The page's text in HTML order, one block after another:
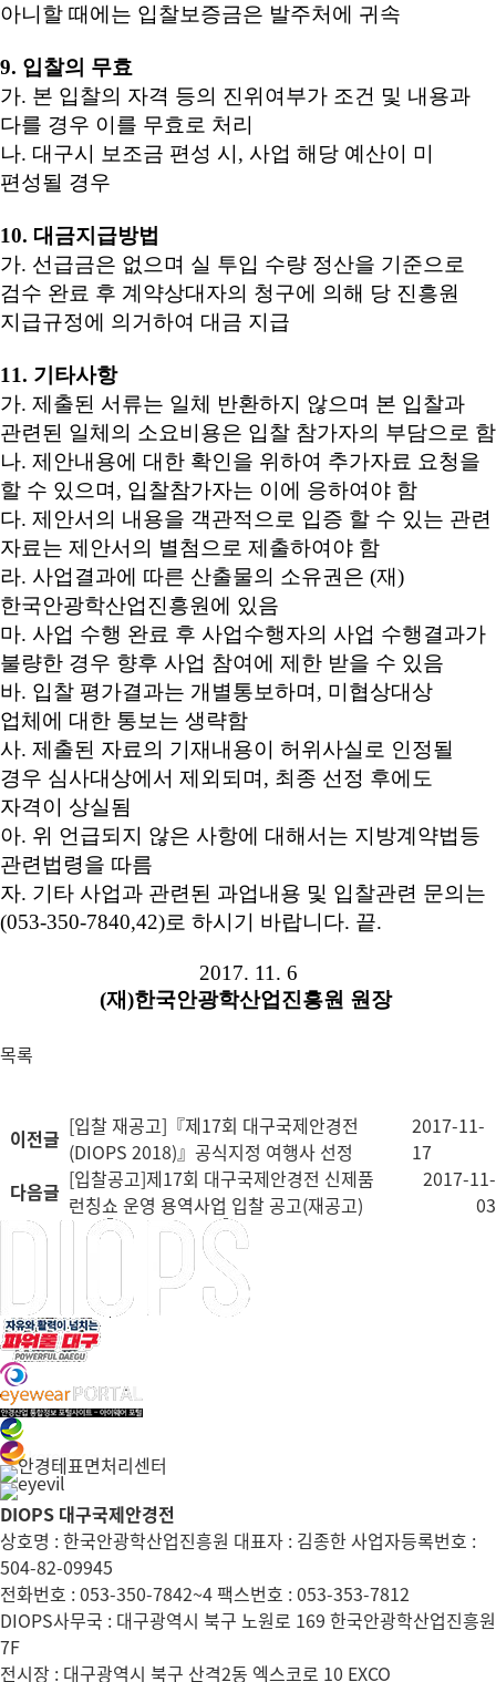
아니할 때에는 입찰보증금은 발주처에 귀속
9. 입찰의 무효
가. 본 입찰의 자격 등의 진위여부가 조건 및 내용과
다를 경우 이를 무효로 처리
나. 대구시 보조금 편성 시, 사업 해당 예산이 미
편성될 경우
10. 대금지급방법
가. 선급금은 없으며 실 투입 수량 정산을 기준으로
검수 완료 후 계약상대자의 청구에 의해 당 진흥원
지급규정에 의거하여 대금 지급
11. 기타사항
가. 제출된 서류는 일체 반환하지 않으며 본 입찰과
관련된 일체의 소요비용은 입찰 참가자의 부담으로 함
나. 제안내용에 대한 확인을 위하여 추가자료 요청을
할 수 있으며, 입찰참가자는 이에 응하여야 함
다. 제안서의 내용을 객관적으로 입증 할 수 있는 관련
자료는 제안서의 별첨으로 제출하여야 함
라. 사업결과에 따른 산출물의 소유권은 (재)
한국안광학산업진흥원에 있음
마. 사업 수행 완료 후 사업수행자의 사업 수행결과가
불량한 경우 향후 사업 참여에 제한 받을 수 있음
바. 입찰 평가결과는 개별통보하며, 미협상대상
업체에 대한 통보는 생략함
사. 제출된 자료의 기재내용이 허위사실로 인정될
경우 심사대상에서 제외되며, 최종 선정 후에도
자격이 상실됨
아. 위 언급되지 않은 사항에 대해서는 지방계약법등
관련법령을 따름
자. 기타 사업과 관련된 과업내용 및 입찰관련 문의는
(053-350-7840,42)로 하시기 바랍니다. 끝.
2017. 11. 6
(재)한국안광학산업진흥원 원장
목록
이전글 [입찰 재공고]『제17회 대구국제안경전
(DIOPS 2018)』공식지정 여행사 선정
2017-11-
17
다음글 [입찰공고]제17회 대구국제안경전 신제품
런칭쇼 운영 용역사업 입찰 공고(재공고)
2017-11-
03
DIOPS 대구국제안경전
상호명 : 한국안광학산업진흥원 대표자 : 김종한 사업자등록번호 :
504-82-09945
전화번호 : 053-350-7842~4 팩스번호 : 053-353-7812
DIOPS사무국 : 대구광역시 북구 노원로 169 한국안광학산업진흥원
7F
전시장 : 대구광역시 북구 산격2동 엑스코로 10 EXCO